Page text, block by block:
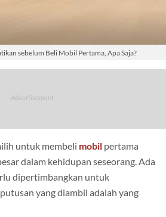
sebelum Beli Mobil Pertama, Apa Saja?
untuk membeli mobil pertama
dalam kehidupan seseorang. Ada
dipertimbangkan untuk
yang diambil adalah yang